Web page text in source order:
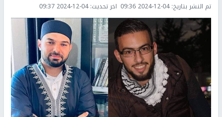
تم النشر بتاريخ:2024-12-04 09:36 اخر تحديث:2024-12-04 09:37